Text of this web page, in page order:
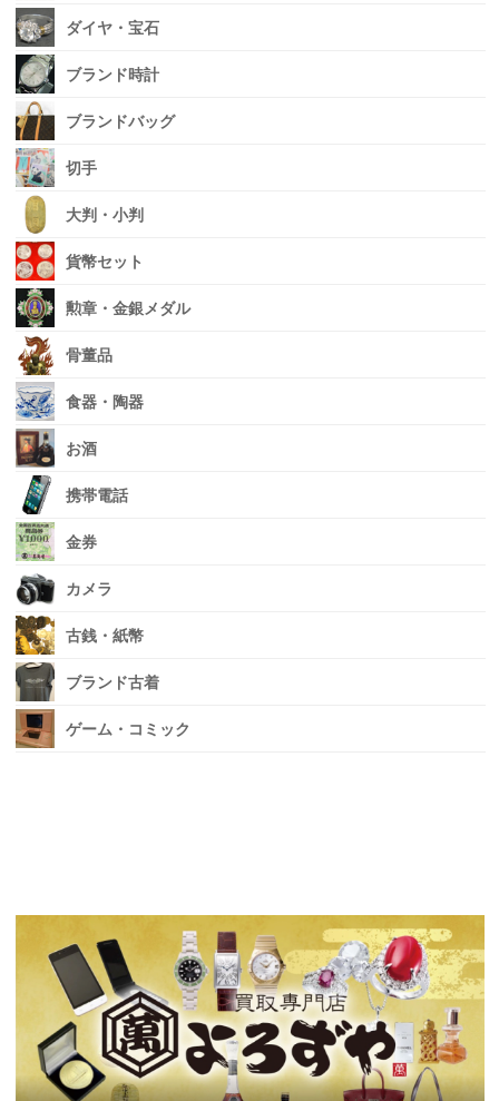
ダイヤ・宝石
ブランド時計
ブランドバッグ
切手
大判・小判
貨幣セット
勲章・金銀メダル
骨董品
食器・陶器
お酒
携帯電話
金券
カメラ
古銭・紙幣
ブランド古着
ゲーム・コミック